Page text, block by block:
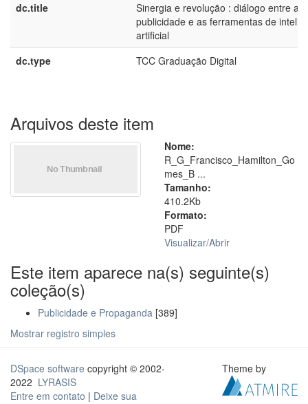
dc.title
Sinergia e revolução : diálogo entre a
publicidade e as ferramentas de
artificial
dc.type
TCC Graduação Digital
Arquivos deste item
Nome:
R_G_Francisco_Hamilton_Go
mes_B ...
Tamanho:
410.2Kb
Formato:
PDF
Visualizar/Abrir
Este item aparece na(s) seguinte(s)
coleção(s)
Publicidade e Propaganda [389]
Mostrar registro simples
DSpace software copyright © 2002-
2022 LYRASIS
Entre em contato | Deixe sua
Theme by